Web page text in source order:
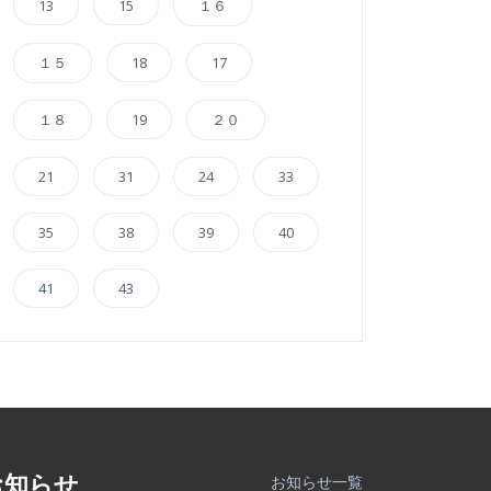
13 15 １６
１５ 18 17
１８ 19 ２０
21 31 24 33
35 38 39 40
41 43
らせ お知らせ一覧